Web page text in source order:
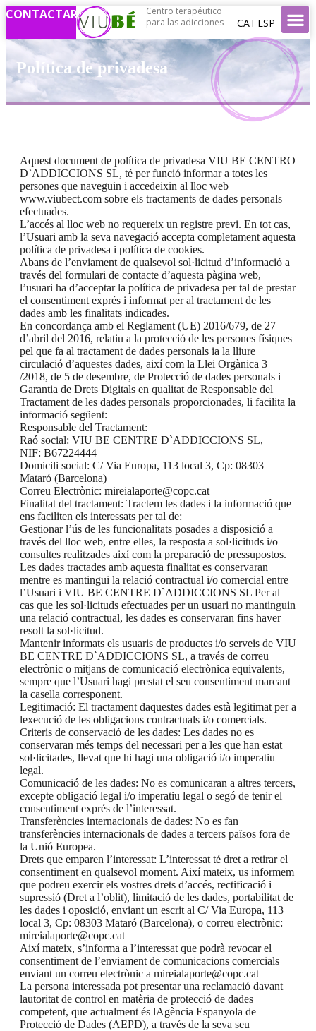
CONTACTAR
Centro terapéutico
para las adicciones
CAT ESP
Política de privadesa
Aquest document de política de privadesa VIU BE CENTRO
D`ADDICCIONS SL, té per funció informar a totes les
persones que naveguin i accedeixin al lloc web
www.viubect.com sobre els tractaments de dades personals
efectuades.
L’accés al lloc web no requereix un registre previ. En tot cas,
l’Usuari amb la seva navegació accepta completament aquesta
política de privadesa i política de cookies.
Abans de l’enviament de qualsevol sol·licitud d’informació a
través del formulari de contacte d’aquesta pàgina web,
l’usuari ha d’acceptar la política de privadesa per tal de prestar
el consentiment exprés i informat per al tractament de les
dades amb les finalitats indicades.
En concordança amb el Reglament (UE) 2016/679, de 27
d’abril del 2016, relatiu a la protecció de les persones físiques
pel que fa al tractament de dades personals ia la lliure
circulació d’aquestes dades, així com la Llei Orgànica 3
/2018, de 5 de desembre, de Protecció de dades personals i
Garantia de Drets Digitals en qualitat de Responsable del
Tractament de les dades personals proporcionades, li facilita la
informació següent:
Responsable del Tractament:
Raó social: VIU BE CENTRE D`ADDICCIONS SL,
NIF: B67224444
Domicili social: C/ Via Europa, 113 local 3, Cp: 08303
Mataró (Barcelona)
Correu Electrònic: mireialaporte@copc.cat
Finalitat del tractament: Tractem les dades i la informació que
ens faciliten els interessats per tal de:
Gestionar l’ús de les funcionalitats posades a disposició a
través del lloc web, entre elles, la resposta a sol·licituds i/o
consultes realitzades així com la preparació de pressupostos.
Les dades tractades amb aquesta finalitat es conservaran
mentre es mantingui la relació contractual i/o comercial entre
l’Usuari i VIU BE CENTRE D`ADDICCIONS SL Per al
cas que les sol·licituds efectuades per un usuari no mantinguin
una relació contractual, les dades es conservaran fins haver
resolt la sol·licitud.
Mantenir informats els usuaris de productes i/o serveis de VIU
BE CENTRE D`ADDICCIONS SL, a través de correu
electrònic o mitjans de comunicació electrònica equivalents,
sempre que l’Usuari hagi prestat el seu consentiment marcant
la casella corresponent.
Legitimació: El tractament daquestes dades està legitimat per a
lexecució de les obligacions contractuals i/o comercials.
Criteris de conservació de les dades: Les dades no es
conservaran més temps del necessari per a les que han estat
sol·licitades, llevat que hi hagi una obligació i/o imperatiu
legal.
Comunicació de les dades: No es comunicaran a altres tercers,
excepte obligació legal i/o imperatiu legal o segó de tenir el
consentiment exprés de l’interessat.
Transferències internacionals de dades: No es fan
transferències internacionals de dades a tercers països fora de
la Unió Europea.
Drets que emparen l’interessat: L’interessat té dret a retirar el
consentiment en qualsevol moment. Així mateix, us informem
que podreu exercir els vostres drets d’accés, rectificació i
supressió (Dret a l’oblit), limitació de les dades, portabilitat de
les dades i oposició, enviant un escrit al C/ Via Europa, 113
local 3, Cp: 08303 Mataró (Barcelona), o correu electrònic:
mireialaporte@copc.cat
Així mateix, s’informa a l’interessat que podrà revocar el
consentiment de l’enviament de comunicacions comercials
enviant un correu electrònic a mireialaporte@copc.cat
La persona interessada pot presentar una reclamació davant
lautoritat de control en matèria de protecció de dades
competent, que actualment és lAgència Espanyola de
Protecció de Dades (AEPD), a través de la seva seu